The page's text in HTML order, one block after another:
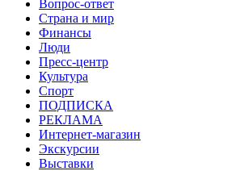
Вопрос-ответ
Страна и мир
Финансы
Люди
Пресс-центр
Культура
Спорт
ПОДПИСКА
РЕКЛАМА
Интернет-магазин
Экскурсии
Выставки